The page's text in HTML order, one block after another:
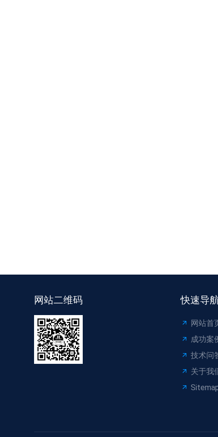
网站二维码 快速导
网站首
成功案
技术问
关于我